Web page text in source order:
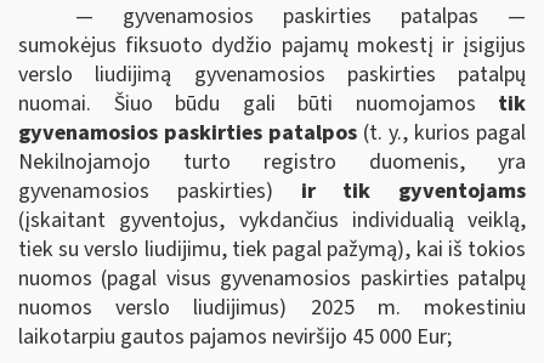
— gyvenamosios paskirties patalpas —
sumokėjus fiksuoto dydžio pajamų mokestį ir įsigijus
verslo liudijimą gyvenamosios paskirties patalpų
nuomai. Šiuo būdu gali būti nuomojamos tik
gyvenamosios paskirties patalpos (t. y., kurios pagal
Nekilnojamojo turto registro duomenis, yra
gyvenamosios paskirties) ir tik gyventojams
(įskaitant gyventojus, vykdančius individualią veiklą,
tiek su verslo liudijimu, tiek pagal pažymą), kai iš tokios
nuomos (pagal visus gyvenamosios paskirties patalpų
nuomos verslo liudijimus) 2025 m. mokestiniu
laikotarpiu gautos pajamos neviršijo 45 000 Eur;